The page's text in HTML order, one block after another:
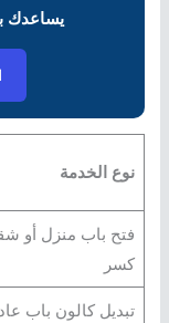
يساعدك
نوع الخدمة
فتح باب منزل أو
كسر
تبديل كالون باب